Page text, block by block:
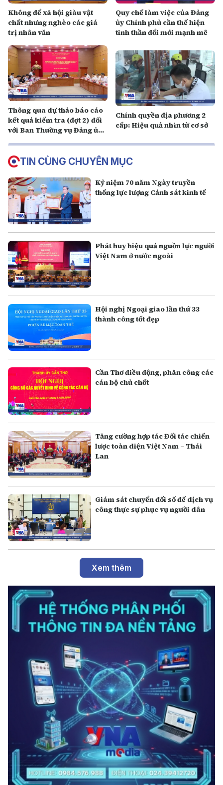
Không để xã hội giàu vật
chất nhưng nghèo các giá
trị nhân văn
Quy chế làm việc của Đảng
ủy Chính phủ cần thể hiện
tinh thần đổi mới mạnh mẽ
Thông qua dự thảo báo cáo
kết quả kiểm tra (đợt 2) đối
với Ban Thường vụ Đảng ủy
Chính quyền địa phương 2
cấp: Hiệu quả nhìn từ cơ sở
TIN CÙNG CHUYÊN MỤC
Kỷ niệm 70 năm Ngày truyền
thống lực lượng Cảnh sát kinh tế
Phát huy hiệu quả nguồn lực người
Việt Nam ở nước ngoài
Hội nghị Ngoại giao lần thứ 33
thành công tốt đẹp
Cần Thơ điều động, phân công các
cán bộ chủ chốt
Tăng cường hợp tác Đối tác chiến
lược toàn diện Việt Nam – Thái
Lan
Giám sát chuyển đổi số để dịch vụ
công thực sự phục vụ người dân
Xem thêm